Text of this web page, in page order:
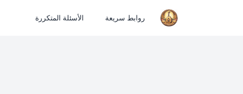
روابط سريعة الأسئلة المتكررة